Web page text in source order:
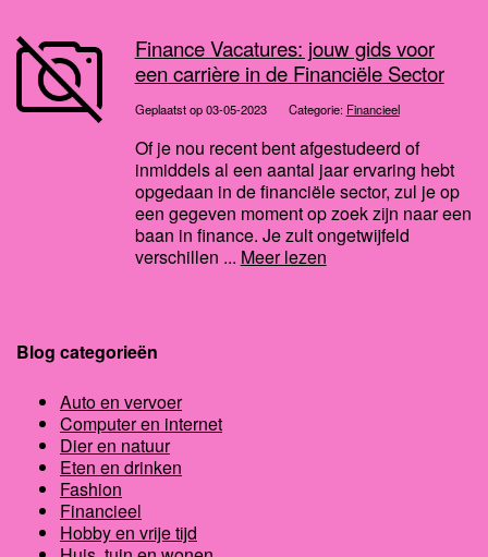
Finance Vacatures: jouw gids voor
een carrière in de Financiële Sector
Geplaatst op 03-05-2023 Categorie: Financieel
Of je nou recent bent afgestudeerd of
inmiddels al een aantal jaar ervaring hebt
opgedaan in de financiële sector, zul je op
een gegeven moment op zoek zijn naar een
baan in finance. Je zult ongetwijfeld
verschillen ... Meer lezen
Blog categorieën
Auto en vervoer
Computer en internet
Dier en natuur
Eten en drinken
Fashion
Financieel
Hobby en vrije tijd